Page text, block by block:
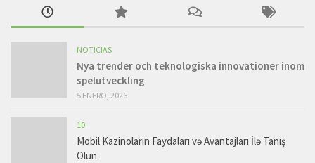
NOTICIAS
Nya trender och teknologiska innovationer inom
spelutveckling
5 ENERO, 2026
10
Mobil Kazinoların Faydaları və Avantajları İlə Tanış
Olun